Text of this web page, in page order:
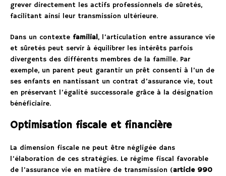
grever directement les actifs professionnels de sûretés,
facilitant ainsi leur transmission ultérieure.
Dans un contexte familial, l’articulation entre assurance vie
et sûretés peut servir à équilibrer les intérêts parfois
divergents des différents membres de la famille. Par
exemple, un parent peut garantir un prêt consenti à l’un de
ses enfants en nantissant un contrat d’assurance vie, tout
en préservant l’égalité successorale grâce à la désignation
bénéficiaire.
Optimisation fiscale et financière
La dimension fiscale ne peut être négligée dans
l’élaboration de ces stratégies. Le régime fiscal favorable
de l’assurance vie en matière de transmission (article 990